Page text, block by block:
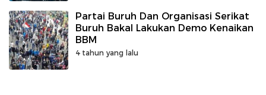
Partai Buruh Dan Organisasi Serikat
Buruh Bakal Lakukan Demo Kenaikan
BBM
4 tahun yang lalu